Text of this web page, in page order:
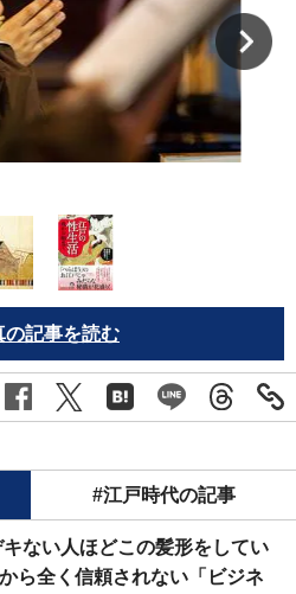
の記事を読む
#江戸時代の記事
ない人ほどこの髪形をしてい
ら全く信頼されない「ビジネ